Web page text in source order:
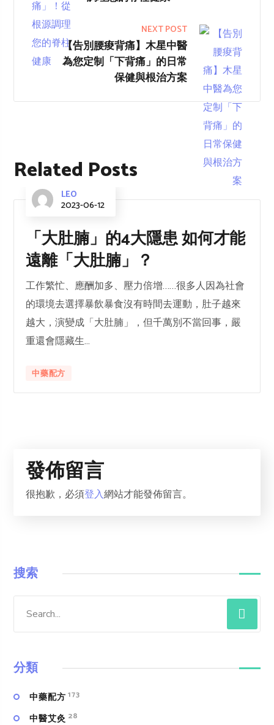
NEXT POST
【告別腰痠背痛】木星中醫
為您定制「下背痛」的日常
保健與根治方案
Related Posts
LEO
2023-06-12
「大肚腩」的4大隱患 如何才能
遠離「大肚腩」？
工作繁忙、應酬加多、壓力倍增……很多人因為社會
的環境去選擇暴飲暴食沒有時間去運動，肚子越來
越大，演變成「大肚腩」，但千萬別不當回事，嚴
重還會隱藏生...
中藥配方
發佈留言
很抱歉，必須登入網站才能發佈留言。
搜索
分類
中藥配方 173
中醫艾灸 28